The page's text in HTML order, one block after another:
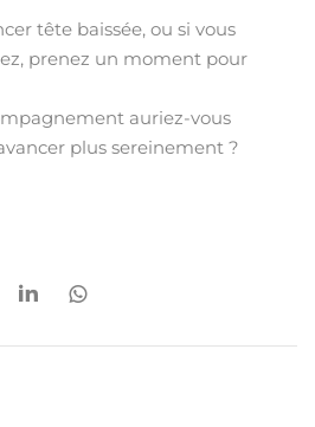
tête baissée, ou si vous
prenez un moment pour
auriez-vous
plus sereinement ?